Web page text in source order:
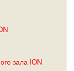
зала ION